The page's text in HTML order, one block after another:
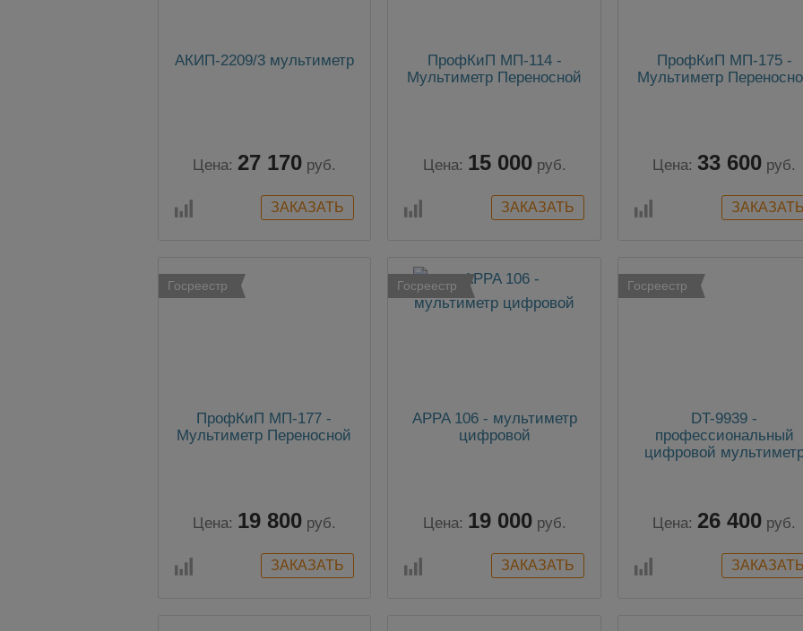
АКИП-2209/3 мультиметр
Цена: 27 170 руб.
ПрофКиП МП-114 -
Мультиметр Переносной
Цена: 15 000 руб.
ПрофКиП МП-175 -
Мультиметр
Цена: 33 600 руб.
Госреестр
ПрофКиП МП-177 -
Мультиметр Переносной
Цена: 19 800 руб.
Госреестр
APPA 106 - мультиметр
цифровой
Цена: 19 000 руб.
Госреестр
DT-9939 -
профессиональный
цифровой
Цена: 26 400 руб.